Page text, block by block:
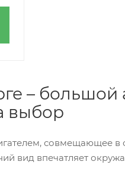
–
выбор
совмещающее в
вид впечатляет